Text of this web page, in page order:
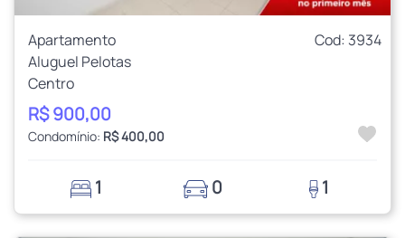
Apartamento
Cod: 3934
Aluguel Pelotas
Centro
R$ 900,00
Condomínio: R$ 400,00
1 0 1